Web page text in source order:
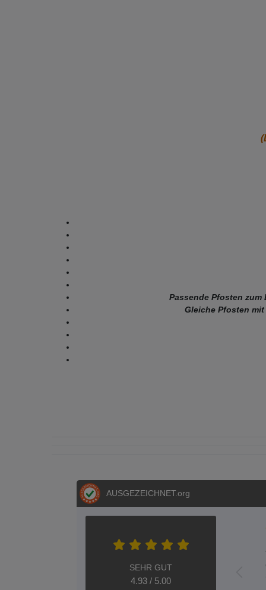
Passende Pfosten zum
Gleiche Pfosten
AUSGEZEICHNET.org
SEHR GUT
4.93 / 5.00